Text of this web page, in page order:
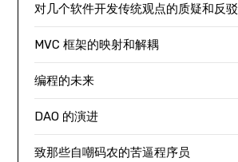
对几个软件开发传统观点的质疑和反驳
MVC 框架的映射和解耦
编程的未来
DAO 的演进
致那些自嘲码农的苦逼程序员